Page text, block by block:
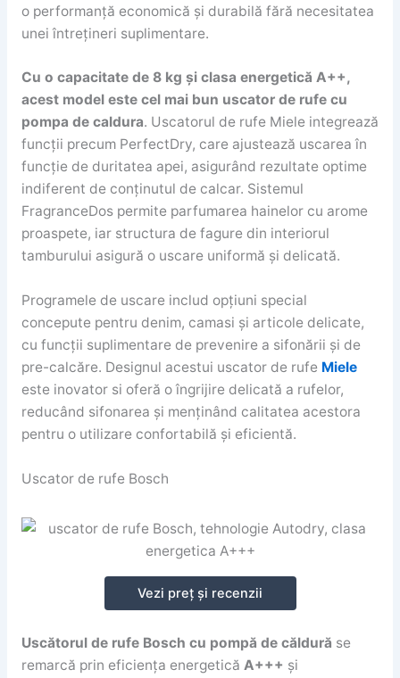
o performanță economică și durabilă fără necesitatea
unei întrețineri suplimentare.
Cu o capacitate de 8 kg și clasa energetică A++,
acest model este cel mai bun uscator de rufe cu
pompa de caldura. Uscatorul de rufe Miele integrează
funcții precum PerfectDry, care ajustează uscarea în
funcție de duritatea apei, asigurând rezultate optime
indiferent de conținutul de calcar. Sistemul
FragranceDos permite parfumarea hainelor cu arome
proaspete, iar structura de fagure din interiorul
tamburului asigură o uscare uniformă și delicată.
Programele de uscare includ opțiuni special
concepute pentru denim, camasi și articole delicate,
cu funcții suplimentare de prevenire a sifonării și de
pre-calcăre. Designul acestui uscator de rufe Miele
este inovator si oferă o îngrijire delicată a rufelor,
reducând sifonarea și menținând calitatea acestora
pentru o utilizare confortabilă și eficientă.
Uscator de rufe Bosch
Vezi preț și recenzii
Uscătorul de rufe Bosch cu pompă de căldură se
remarcă prin eficiența energetică A+++ și